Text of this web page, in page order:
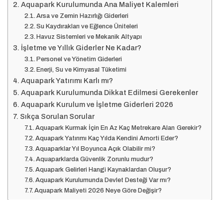
Aquapark Kurulumunda Ana Maliyet Kalemleri
Arsa ve Zemin Hazırlığı Giderleri
Su Kaydırakları ve Eğlence Üniteleri
Havuz Sistemleri ve Mekanik Altyapı
İşletme ve Yıllık Giderler Ne Kadar?
Personel ve Yönetim Giderleri
Enerji, Su ve Kimyasal Tüketimi
Aquapark Yatırımı Karlı mı?
Aquapark Kurulumunda Dikkat Edilmesi Gerekenler
Aquapark Kurulum ve İşletme Giderleri 2026
Sıkça Sorulan Sorular
Aquapark Kurmak İçin En Az Kaç Metrekare Alan Gerekir?
Aquapark Yatırımı Kaç Yılda Kendini Amorti Eder?
Aquaparklar Yıl Boyunca Açık Olabilir mi?
Aquaparklarda Güvenlik Zorunlu mudur?
Aquapark Gelirleri Hangi Kaynaklardan Oluşur?
Aquapark Kurulumunda Devlet Desteği Var mı?
Aquapark Maliyeti 2026 Neye Göre Değişir?